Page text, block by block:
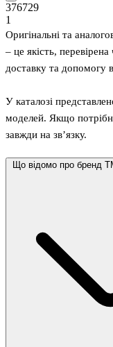
376729
1
Оригінальні та
– це якість,
доставку та допомогу
У каталозі
моделей. Якщо
завжди на зв’язку.
Що відомо про бренд